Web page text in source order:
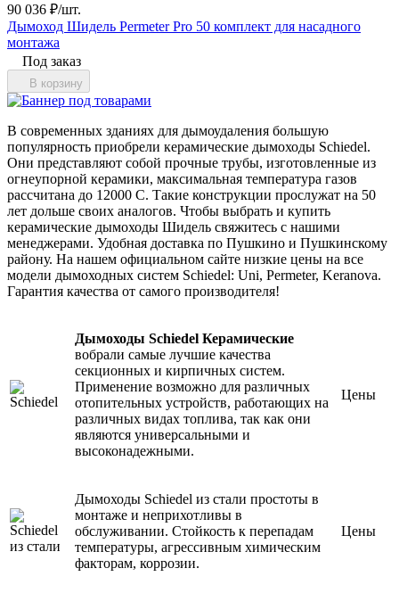
90 036 ₽/шт.
Дымоход Шидель Permeter Pro 50 комплект для насадного
монтажа
Под заказ
В корзину
В современных зданиях для дымоудаления большую
популярность приобрели керамические дымоходы Schiedel.
Они представляют собой прочные трубы, изготовленные из
огнеупорной керамики, максимальная температура газов
рассчитана до 12000 С. Такие конструкции прослужат на 50
лет дольше своих аналогов. Чтобы выбрать и купить
керамические дымоходы Шидель свяжитесь с нашими
менеджерами. Удобная доставка по Пушкино и Пушкинскому
району. На нашем официальном сайте низкие цены на все
модели дымоходных систем Schiedel: Uni, Permeter, Keranova.
Гарантия качества от самого производителя!
Дымоходы Schiedel Керамические
вобрали самые лучшие качества
секционных и кирпичных систем.
Применение возможно для различных
отопительных устройств, работающих на
различных видах топлива, так как они
являются универсальными и
высоконадежными.
Цены
Дымоходы Schiedel из стали простоты в
монтаже и неприхотливы в
обслуживании. Стойкость к перепадам
температуры, агрессивным химическим
факторам, коррозии.
Цены